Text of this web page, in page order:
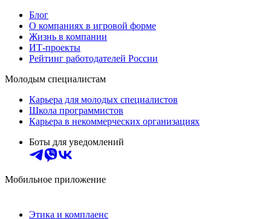
Блог
О компаниях в игровой форме
Жизнь в компании
ИТ-проекты
Рейтинг работодателей России
Молодым специалистам
Карьера для молодых специалистов
Школа программистов
Карьера в некоммерческих организациях
Боты для уведомлений
Мобильное приложение
Этика и комплаенс